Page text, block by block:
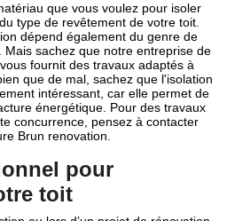
que vous voulez pour isoler
type de revêtement de votre toit.
dépend également du genre de
sachez que notre entreprise de
fournit des travaux adaptés à
que de mal, sachez que l'isolation
intéressant, car elle permet de
énergétique. Pour des travaux
concurrence, pensez à contacter
Brun renovation.
pour
toit